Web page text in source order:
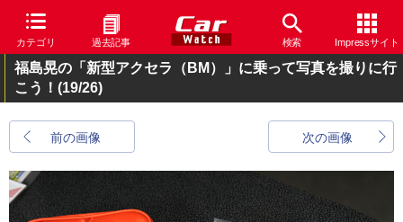
カテゴリ 過去記事 検索 Impressサイト
福島晃の「新型アクセラ（BM）」に乗って写真を撮りに行
こう！ (19/26)
前の画像 次の画像